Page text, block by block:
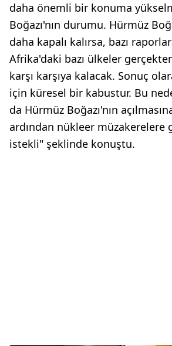
daha önemli bir konuma
Boğazı'nın durumu. Hürmüz
daha kapalı kalırsa, bazı
Afrika'daki bazı ülkeler gerçekten
karşı karşıya kalacak. Sonuç
için küresel bir kabustur. Bu
da Hürmüz Boğazı'nın
ardından nükleer müzakerelere
istekli" şeklinde konuştu.